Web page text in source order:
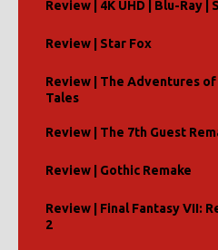
Review | 4K UHD | Blu-Ray |
Review | Star Fox
Review | The Adventures
Tales
Review | The 7th Guest
Review | Gothic Remake
Review | Final Fantasy VII:
2